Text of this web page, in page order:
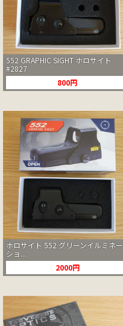
552 GRAPHIC SIGHT ホロサイト
#2827
800円
ホロサイト 552 グリーンイルミネー
ショ...
2000円